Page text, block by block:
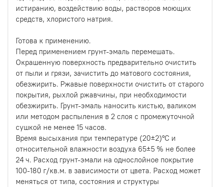
истиранию, воздействию воды, растворов моющих
средств, хлористого натрия.
Готова к применению.
Перед применением грунт-эмаль перемешать.
Окрашенную поверхность предварительно очистить
от пыли и грязи, зачистить до матового состояния,
обезжирить. Ржавые поверхности очистить от старого
покрытия, рыхлой ржавчины, при необходимости
обезжирить. Грунт-эмаль наносить кистью, валиком
или методом распыления в 2 слоя с промежуточной
сушкой не менее 15 часов.
Время высыхания при температуре (20±2)°С и
относительной влажности воздуха 65±5 % не более
24 ч. Расход грунт-эмали на однослойное покрытие
100-180 г/кв.м. в зависимости от цвета. Расход может
меняться от типа, состояния и структуры